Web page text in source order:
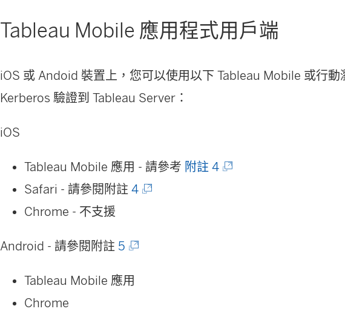
Tableau Mobile 應用程式用戶端
iOS 或 Andoid 裝置上，您可以使用以下 Tableau Mobile 或行動
Kerberos 驗證到 Tableau Server：
iOS
Tableau Mobile 應用 - 請參考 附註 4
Safari - 請參閱附註4
Chrome - 不支援
Android - 請參閱附註 5
Tableau Mobile 應用
Chrome